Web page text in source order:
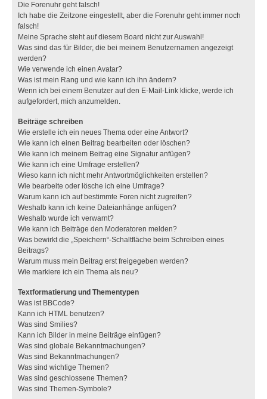
Die Forenuhr geht falsch!
Ich habe die Zeitzone eingestellt, aber die Forenuhr geht immer noch
falsch!
Meine Sprache steht auf diesem Board nicht zur Auswahl!
Was sind das für Bilder, die bei meinem Benutzernamen angezeigt
werden?
Wie verwende ich einen Avatar?
Was ist mein Rang und wie kann ich ihn ändern?
Wenn ich bei einem Benutzer auf den E-Mail-Link klicke, werde ich
aufgefordert, mich anzumelden.
Beiträge schreiben
Wie erstelle ich ein neues Thema oder eine Antwort?
Wie kann ich einen Beitrag bearbeiten oder löschen?
Wie kann ich meinem Beitrag eine Signatur anfügen?
Wie kann ich eine Umfrage erstellen?
Wieso kann ich nicht mehr Antwortmöglichkeiten erstellen?
Wie bearbeite oder lösche ich eine Umfrage?
Warum kann ich auf bestimmte Foren nicht zugreifen?
Weshalb kann ich keine Dateianhänge anfügen?
Weshalb wurde ich verwarnt?
Wie kann ich Beiträge den Moderatoren melden?
Was bewirkt die „Speichern“-Schaltfläche beim Schreiben eines
Beitrags?
Warum muss mein Beitrag erst freigegeben werden?
Wie markiere ich ein Thema als neu?
Textformatierung und Thementypen
Was ist BBCode?
Kann ich HTML benutzen?
Was sind Smilies?
Kann ich Bilder in meine Beiträge einfügen?
Was sind globale Bekanntmachungen?
Was sind Bekanntmachungen?
Was sind wichtige Themen?
Was sind geschlossene Themen?
Was sind Themen-Symbole?